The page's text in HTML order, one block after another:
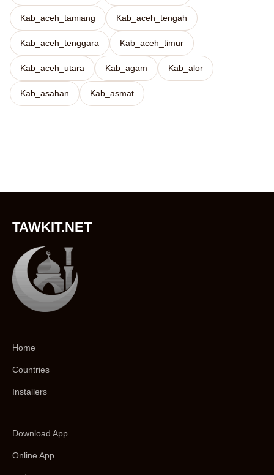
Kab_aceh_tamiang Kab_aceh_tengah
Kab_aceh_tenggara Kab_aceh_timur
Kab_aceh_utara Kab_agam Kab_alor
Kab_asahan Kab_asmat
TAWKIT.NET
Home
Countries
Installers
Download App
Online App